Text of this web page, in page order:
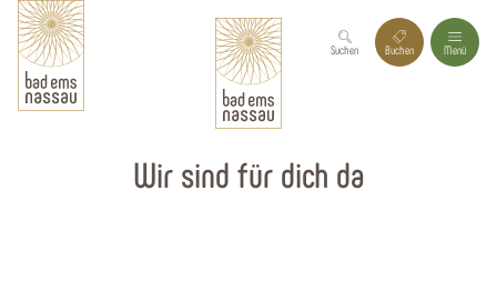
Suchen Buchen Menü
Wir sind für dich da